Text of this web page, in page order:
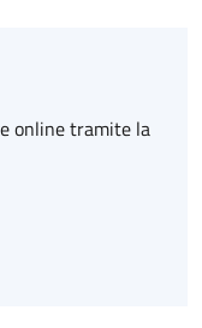
online tramite la